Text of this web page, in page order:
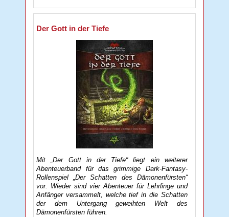
Der Gott in der Tiefe
Mit „Der Gott in der Tiefe“ liegt ein weiterer
Abenteuerband für das grimmige Dark-Fantasy-
Rollenspiel „Der Schatten des Dämonenfürsten“
vor. Wieder sind vier Abenteuer für Lehrlinge und
Anfänger versammelt, welche tief in die Schatten
der dem Untergang geweihten Welt des
Dämonenfürsten führen.